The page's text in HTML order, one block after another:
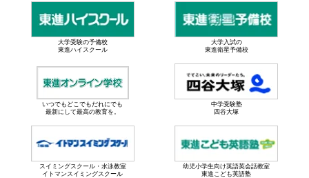
大学受験の予備校
東進ハイスクール
大学入試の
東進衛星予備校
いつでもどこでもだれにでも
最新にして最高の教育を。
中学受験塾
四谷大塚
スイミングスクール・水泳教室
イトマンスイミングスクール
幼児小学生向け英語英会話教室
東進こども英語塾